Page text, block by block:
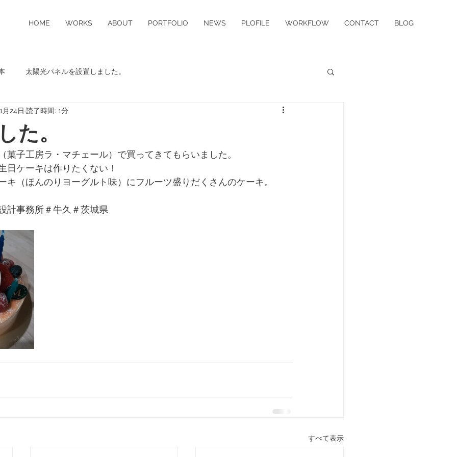
HOME WORKS ABOUT PORTFOLIO NEWS PLOFILE WORKFLOW CONTACT BLOG
太陽光パネルを設置しました。
た。
月24日 読了時間: 1分
菓子工房ラ・マチェール）で買ってきてもらいました。
日ケーキは作りたくない！
キ（ほんのりヨーグルト味）にフルーツ盛りだくさんのケーキ。
計事務所＃牛久＃茨城県
すべて表示